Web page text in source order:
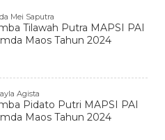
Mei Saputra
Tilawah Putra MAPSI PAI
Maos Tahun 2024
Agista
Pidato Putri MAPSI PAI
Maos Tahun 2024